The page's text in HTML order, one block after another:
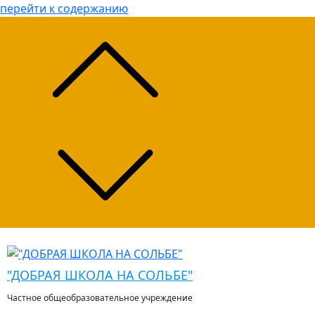
перейти к содержанию
"ДОБРАЯ ШКОЛА НА СОЛЬБЕ"
Частное общеобразовательное учреждение